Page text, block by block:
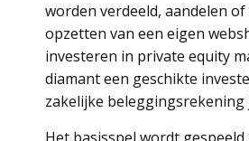
worden verdeeld, aandelen
opzetten van een eigen
investeren in private equity
diamant een geschikte
zakelijke